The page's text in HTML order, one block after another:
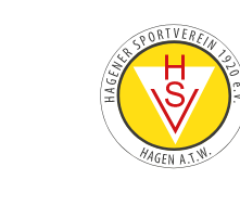
Zum Hauptinhalt